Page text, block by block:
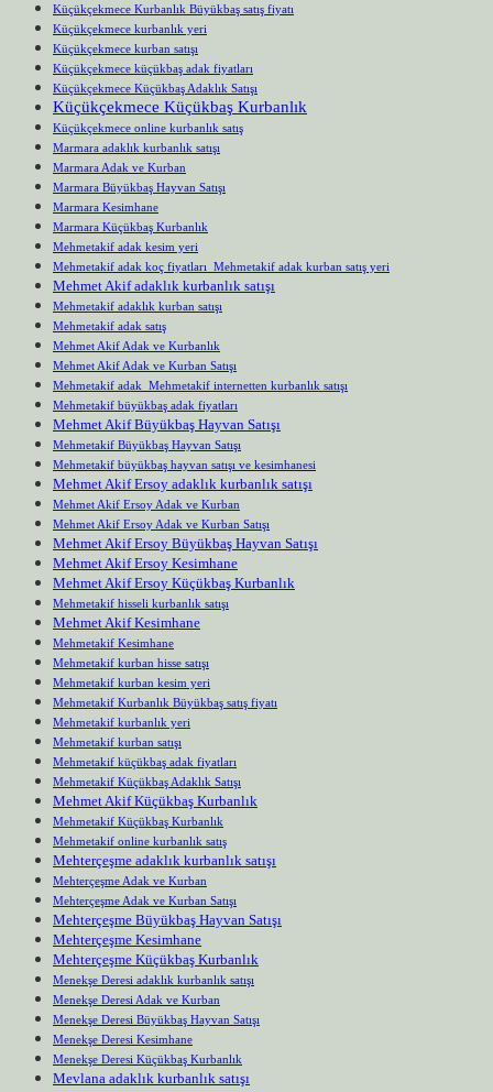
Küçükçekmece Kurbanlık Büyükbaş satış fiyatı
Küçükçekmece kurbanlık yeri
Küçükçekmece kurban satışı
Küçükçekmece küçükbaş adak fiyatları
Küçükçekmece Küçükbaş Adaklık Satışı
Küçükçekmece Küçükbaş Kurbanlık
Küçükçekmece online kurbanlık satış
Marmara adaklık kurbanlık satışı
Marmara Adak ve Kurban
Marmara Büyükbaş Hayvan Satışı
Marmara Kesimhane
Marmara Küçükbaş Kurbanlık
Mehmetakif adak kesim yeri
Mehmetakif adak koç fiyatları Mehmetakif adak kurban satış yeri
Mehmet Akif adaklık kurbanlık satışı
Mehmetakif adaklık kurban satışı
Mehmetakif adak satış
Mehmet Akif Adak ve Kurbanlık
Mehmet Akif Adak ve Kurban Satışı
Mehmetakif adak Mehmetakif internetten kurbanlık satışı
Mehmetakif büyükbaş adak fiyatları
Mehmet Akif Büyükbaş Hayvan Satışı
Mehmetakif Büyükbaş Hayvan Satışı
Mehmetakif büyükbaş hayvan satışı ve kesimhanesi
Mehmet Akif Ersoy adaklık kurbanlık satışı
Mehmet Akif Ersoy Adak ve Kurban
Mehmet Akif Ersoy Adak ve Kurban Satışı
Mehmet Akif Ersoy Büyükbaş Hayvan Satışı
Mehmet Akif Ersoy Kesimhane
Mehmet Akif Ersoy Küçükbaş Kurbanlık
Mehmetakif hisseli kurbanlık satışı
Mehmet Akif Kesimhane
Mehmetakif Kesimhane
Mehmetakif kurban hisse satışı
Mehmetakif kurban kesim yeri
Mehmetakif Kurbanlık Büyükbaş satış fiyatı
Mehmetakif kurbanlık yeri
Mehmetakif kurban satışı
Mehmetakif küçükbaş adak fiyatları
Mehmetakif Küçükbaş Adaklık Satışı
Mehmet Akif Küçükbaş Kurbanlık
Mehmetakif Küçükbaş Kurbanlık
Mehmetakif online kurbanlık satış
Mehterçeşme adaklık kurbanlık satışı
Mehterçeşme Adak ve Kurban
Mehterçeşme Adak ve Kurban Satışı
Mehterçeşme Büyükbaş Hayvan Satışı
Mehterçeşme Kesimhane
Mehterçeşme Küçükbaş Kurbanlık
Menekşe Deresi adaklık kurbanlık satışı
Menekşe Deresi Adak ve Kurban
Menekşe Deresi Büyükbaş Hayvan Satışı
Menekşe Deresi Kesimhane
Menekşe Deresi Küçükbaş Kurbanlık
Mevlana adaklık kurbanlık satışı